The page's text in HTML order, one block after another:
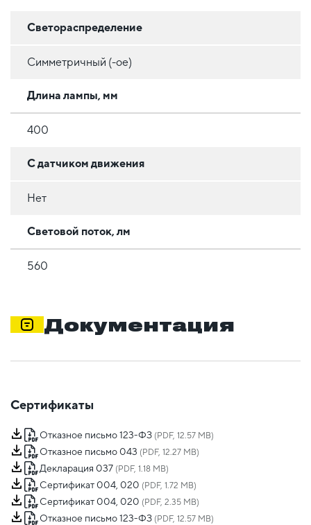
Светораспределение
Симметричный (-ое)
Длина лампы, мм
400
С датчиком движения
Нет
Световой поток, лм
560
Документация
Сертификаты
Отказное письмо 123-ФЗ (PDF, 12.57 MB)
Отказное письмо 043 (PDF, 12.27 MB)
Декларация 037 (PDF, 1.18 MB)
Сертификат 004, 020 (PDF, 1.72 MB)
Сертификат 004, 020 (PDF, 2.35 MB)
Отказное письмо 123-ФЗ (PDF, 12.57 MB)